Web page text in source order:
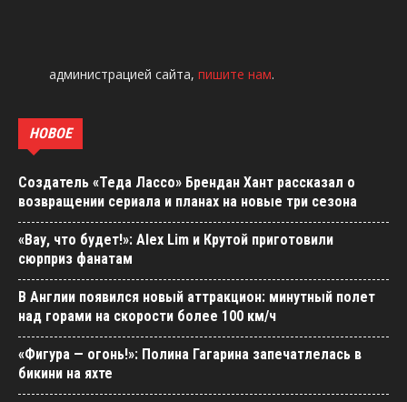
администрацией сайта, пишите нам.
НОВОЕ
Создатель «Теда Лассо» Брендан Хант рассказал о
возвращении сериала и планах на новые три сезона
«Вау, что будет!»: Alex Lim и Крутой приготовили
сюрприз фанатам
В Англии появился новый аттракцион: минутный полет
над горами на скорости более 100 км/ч
«Фигура — огонь!»: Полина Гагарина запечатлелась в
бикини на яхте